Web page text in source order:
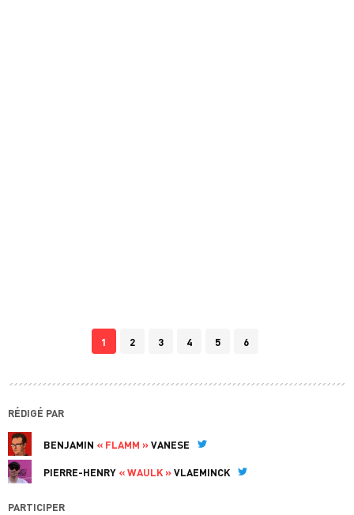
1 2 3 4 5 6
RÉDIGÉ PAR
BENJAMIN « FLAMM »VANESE
PIERRE-HENRY « WAULK »VLAEMINCK
PARTICIPER